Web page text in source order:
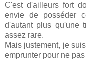
C'est d'ailleurs fort
envie de posséder
d'autant plus qu'une
assez rare.
Mais justement, je
emprunter pour ne